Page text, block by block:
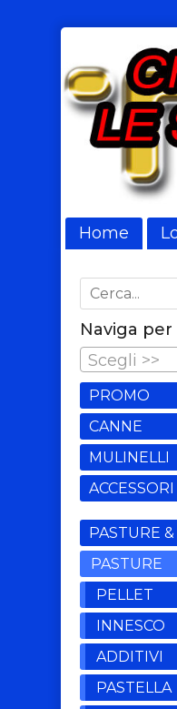
Home
Naviga
Scegli >>
PROMO
CANNE
MULINELLI
ACCESSORI
PASTURE
PASTURE
PELLET
INNESCO
ADDITIVI
PASTELLA